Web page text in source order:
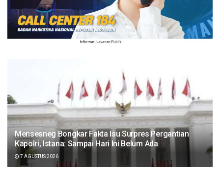
Mensesneg Bongkar Fakta Isu Surpres Pergantian
Kapolri, Istana: Sampai Hari Ini Belum Ada
7 AGUSTUS 2026